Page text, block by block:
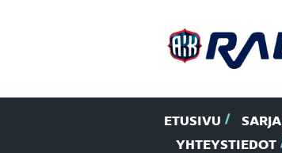
ETUSIVU SARJA
YHTEYSTIEDOT